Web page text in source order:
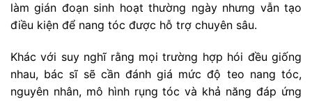
làm gián đoạn sinh hoạt thường ngày nhưng vẫn tạo
điều kiện để nang tóc được hỗ trợ chuyên sâu.
Khác với suy nghĩ rằng mọi trường hợp hói đều giống
nhau, bác sĩ sẽ cần đánh giá mức độ teo nang tóc,
nguyên nhân, mô hình rụng tóc và khả năng đáp ứng